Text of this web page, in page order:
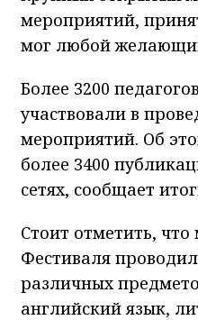
мероприятий,
мог любой
Более 3200
участвовали в
мероприятий. Об
более 3400
сетях, сообщает
Стоит отметить,
Фестиваля
различных
английский язык,